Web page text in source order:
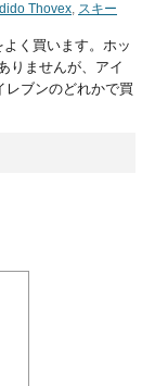
Thovex, スキー
く買います。ホッ
りませんが、アイ
レブンのどれかで買